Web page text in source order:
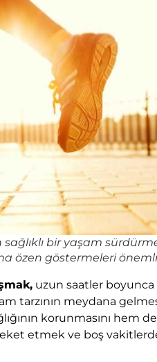
sağlıklı bir yaşam
özen göstermeleri
uzun saatler
tarzının meydana
korunmasını hem
etmek ve boş